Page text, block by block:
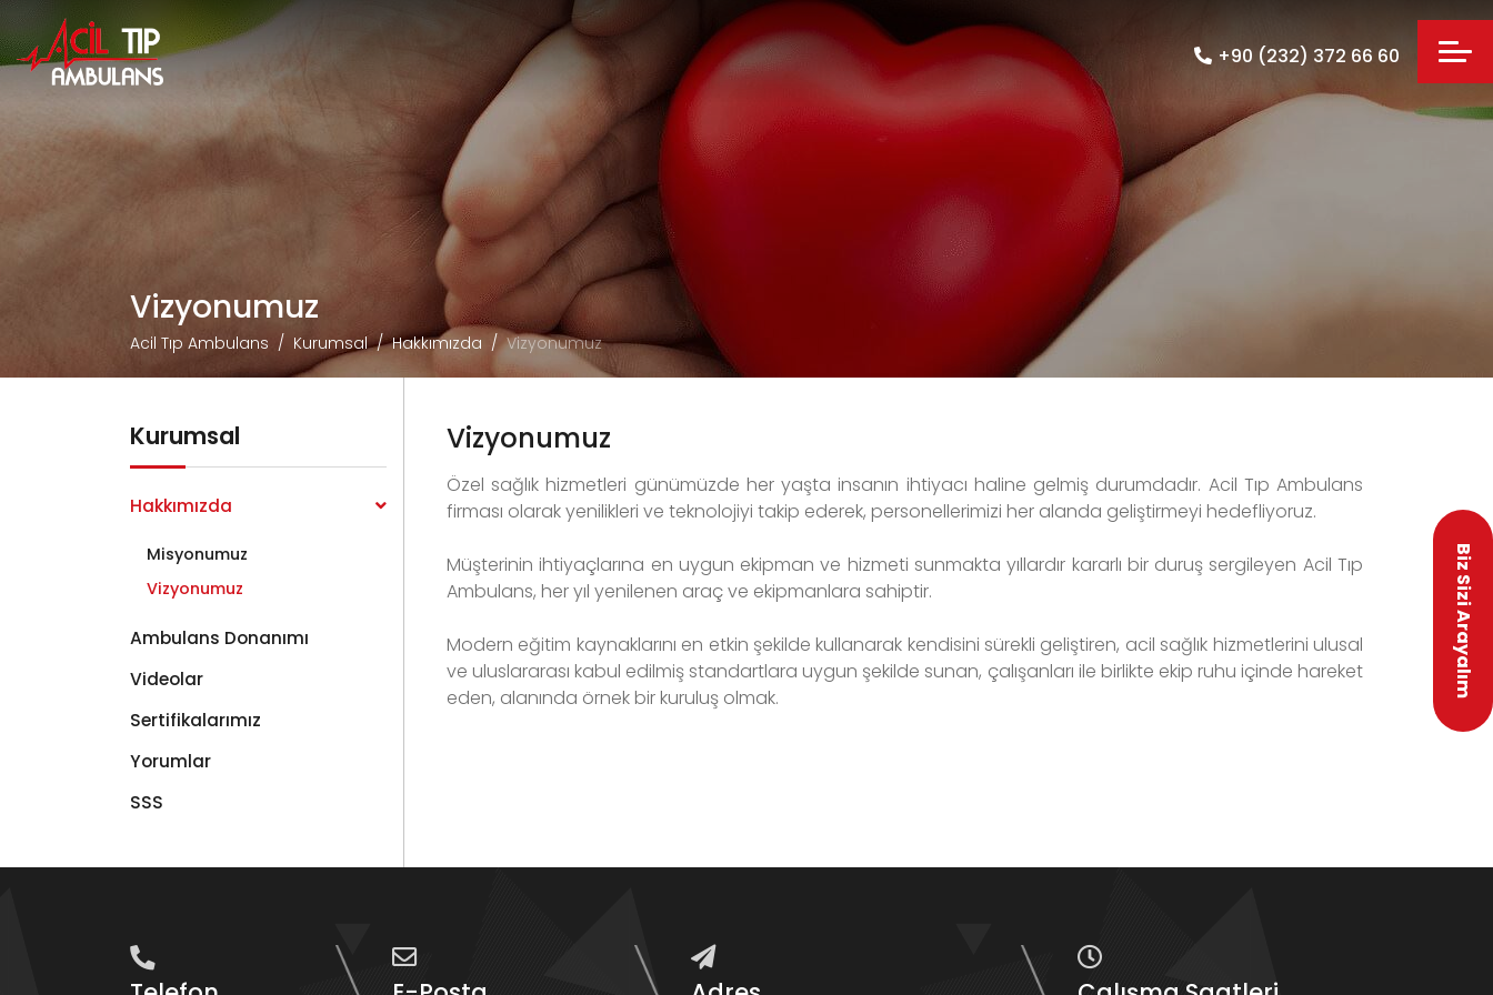
+90 (232) 372 66 60
Vizyonumuz
Acil Tıp Ambulans Kurumsal Hakkımızda Vizyonumuz
Kurumsal
Hakkımızda
Misyonumuz
Vizyonumuz
Ambulans Donanımı
Videolar
Sertifikalarımız
Yorumlar
SSS
Vizyonumuz
Özel sağlık hizmetleri günümüzde her yaşta insanın ihtiyacı haline gelmiş durumdadır. Acil Tıp Ambulans
firması olarak yenilikleri ve teknolojiyi takip ederek, personellerimizi her alanda geliştirmeyi hedefliyoruz.
Müşterinin ihtiyaçlarına en uygun ekipman ve hizmeti sunmakta yıllardır kararlı bir duruş sergileyen Acil Tıp
Ambulans, her yıl yenilenen araç ve ekipmanlara sahiptir.
Modern eğitim kaynaklarını en etkin şekilde kullanarak kendisini sürekli geliştiren, acil sağlık hizmetlerini ulusal
ve uluslararası kabul edilmiş standartlara uygun şekilde sunan, çalışanları ile birlikte ekip ruhu içinde hareket
eden, alanında örnek bir kuruluş olmak.
Biz Sizi Arayalım